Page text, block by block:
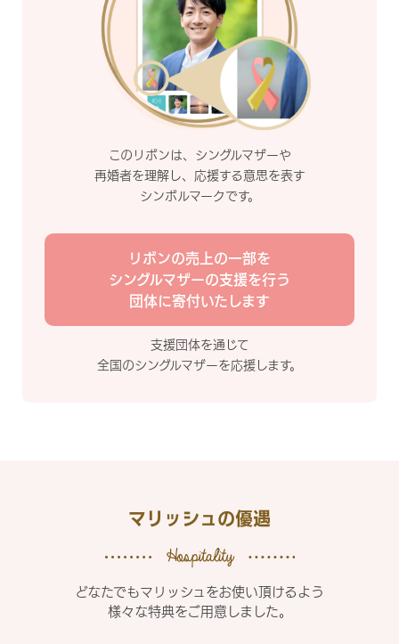
このリボンは、シングルマザーや
再婚者を理解し、応援する意思を表す
シンボルマークです。
リボンの売上の一部を
シングルマザーの支援を行う
団体に寄付いたします
支援団体を通じて
全国のシングルマザーを応援します。
マリッシュの優遇
どなたでもマリッシュをお使い頂けるよう
様々な特典をご用意しました。